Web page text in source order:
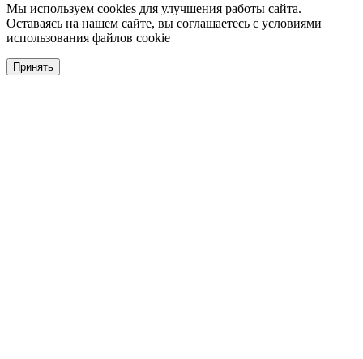
Мы используем cookies для улучшения работы сайта.
Оставаясь на нашем сайте, вы соглашаетесь с условиями
использования файлов cookie
Принять